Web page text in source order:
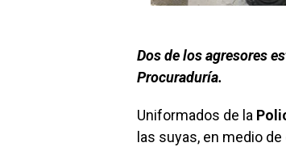
Dos de los agresores
Procuraduría.
Uniformados de la
las suyas, en medio